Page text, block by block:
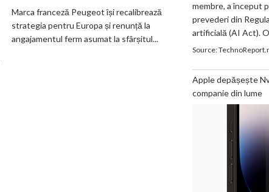
electric
Marca franceză Peugeot își recalibrează
strategia pentru Europa și renunță la
angajamentul ferm asumat la sfârșitul...
membre, a început
prevederi din
artificială (AI Act).
Source:
Apple depășește
companie din lume